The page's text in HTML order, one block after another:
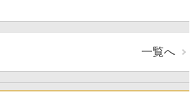
一覧へ